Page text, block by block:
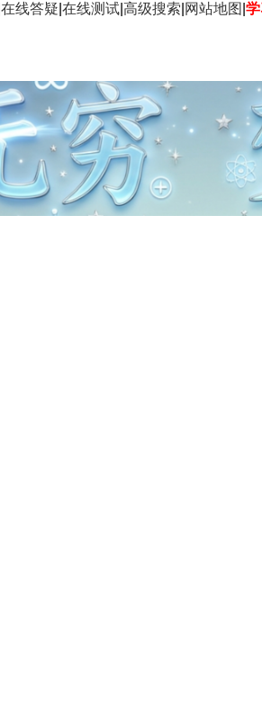
在线答疑 在线测试 高级搜索 网站地图